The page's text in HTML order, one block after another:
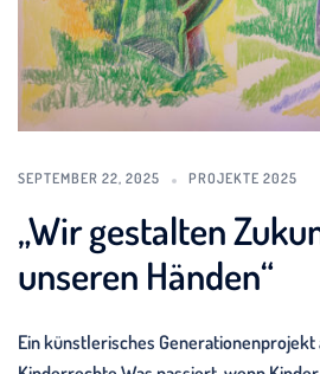
SEPTEMBER 22, 2025 PROJEKTE 2025
„Wir gestalten
unseren Händen“
Ein künstlerisches